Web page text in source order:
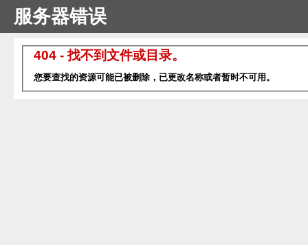
服务器错误
404 - 找不到文件或目录。
您要查找的资源可能已被删除，已更改名称或者暂时不可用。